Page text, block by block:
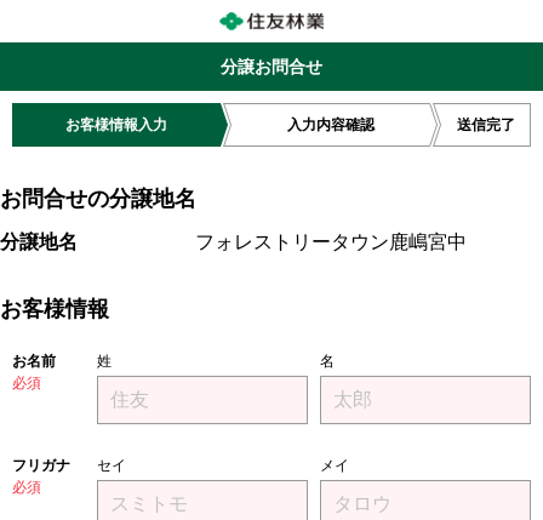
分譲お問合せ
お客様情報入力 入力内容確認 送信完了
お問合せの分譲地名
分譲地名 フォレストリータウン鹿嶋宮中
お客様情報
お名前
必須
姓 名
フリガナ
必須
セイ メイ